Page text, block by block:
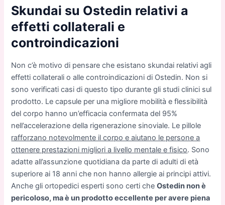
Skundai su Ostedin relativi a
effetti collaterali e
controindicazioni
Non c’è motivo di pensare che esistano skundai relativi agli
effetti collaterali o alle controindicazioni di Ostedin. Non si
sono verificati casi di questo tipo durante gli studi clinici sul
prodotto. Le capsule per una migliore mobilità e flessibilità
del corpo hanno un’efficacia confermata del 95%
nell’accelerazione della rigenerazione sinoviale. Le pillole
rafforzano notevolmente il corpo e aiutano le persone a
ottenere prestazioni migliori a livello mentale e fisico. Sono
adatte all’assunzione quotidiana da parte di adulti di età
superiore ai 18 anni che non hanno allergie ai principi attivi.
Anche gli ortopedici esperti sono certi cheOstedin non è
pericoloso, ma è un prodotto eccellente per avere piena